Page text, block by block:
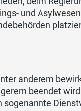
und
anderem
beendet
sogenannte